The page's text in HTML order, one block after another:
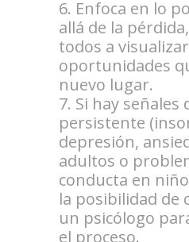
Enfoca en lo
allá de la
todos a
oportunidades
nuevo lugar.
Si hay señales
persistente
depresión,
adultos o
conducta en
la posibilidad de
un psicólogo
el proceso.